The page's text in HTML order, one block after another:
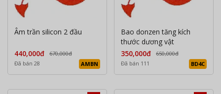
Âm trần silicon 2 đầu
440,000đ
670,000đ
Đã bán 28
AMBN
Bao donzen tăng kích
thước dương vật
350,000đ
650,000đ
Đã bán 111
BD4C